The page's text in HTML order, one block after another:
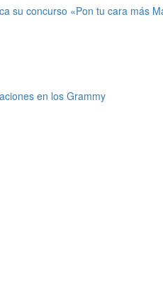
su concurso «Pon tu cara más
en los Grammy